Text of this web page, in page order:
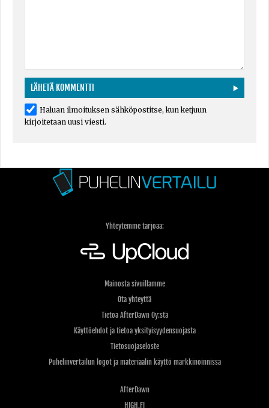
Haluan ilmoituksen sähköpostitse, kun ketjuun
kirjoitetaan uusi viesti.
Yhteytemme tarjoaa:
Mainosta sivuillamme
Ota yhteyttä
Tietoa AfterDawn Oy:stä
Käyttöehdot ja tietoa yksityisyydensuojasta
Tietosuojaseloste
Puhelinvertailun logot ja materiaalin käyttö markkinoinnissa
AfterDawn
HIGH.FI